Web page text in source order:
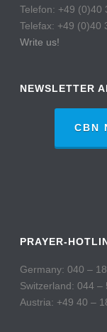
Telefon: +49 (0)40
Telefax: +49 (0)40
Write us!
NEWSLETTER
CBN
PRAYER-
Germany: 040 –
Switzerland: 044 –
Austria: +49 40 –